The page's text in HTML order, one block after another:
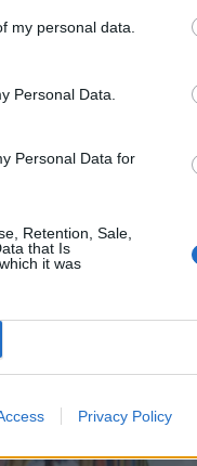
my personal data.
Personal Data.
Personal Data for
Retention, Sale,
that Is
it was
Privacy Policy